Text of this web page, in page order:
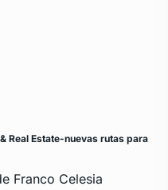
Real Estate-nuevas rutas para
Franco Celesia